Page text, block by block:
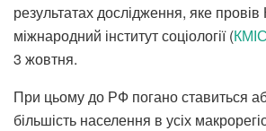
результатах дослідження, яке провів
міжнародний інститут соціології (КМІС
3 жовтня.
При цьому до РФ погано ставиться
більшість населення в усіх